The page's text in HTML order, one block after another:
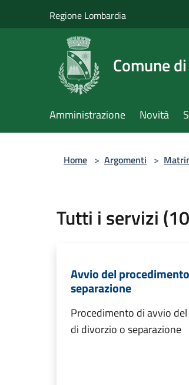
Regione Lombardia
Comune
Amministrazione Novità
Home > Argomenti >
Tutti i servizi
Avvio del
separazione
Procedimento di avvio
di divorzio o separazione